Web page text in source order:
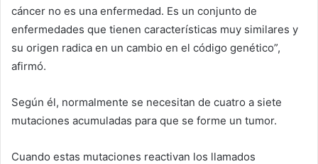
cáncer no es una enfermedad. Es un conjunto de
enfermedades que tienen características muy similares y
su origen radica en un cambio en el código genético”,
afirmó.
Según él, normalmente se necesitan de cuatro a siete
mutaciones acumuladas para que se forme un tumor.
Cuando estas mutaciones reactivan los llamados